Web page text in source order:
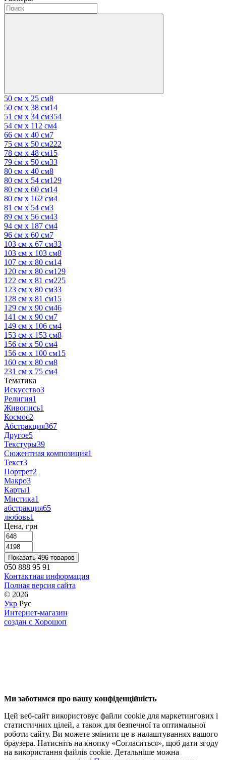
50 см x 25 см8
50 см x 38 см14
51 см x 34 см354
54 см x 112 см4
66 см x 40 см7
75 см x 50 см222
78 см x 48 см15
79 см x 50 см33
80 см x 40 см8
80 см x 54 см129
80 см x 60 см14
80 см x 162 см4
81 см x 54 см3
89 см x 56 см43
94 см x 187 см4
96 см x 60 см7
103 см x 67 см33
103 см x 103 см8
107 см x 80 см14
120 см x 80 см129
122 см x 81 см225
123 см x 80 см33
128 см x 81 см15
129 см x 90 см46
141 см x 90 см7
149 см x 106 см4
153 см x 153 см8
156 см x 50 см4
156 см x 100 см15
160 см x 80 см8
231 см x 75 см4
Тематика
Искусство3
Религия1
Живопись1
Космос2
Абстракция367
Другое5
Текстуры39
Сюжентная композиция1
Текст3
Портрет2
Макро3
Карты1
Мистика1
абстракция65
любовь1
Цена, грн
Показать 496 товаров
050 888 95 91
Контактная информация
Полная версия сайта
© 2026
Укр Рус
Интернет-магазин
создан с Хорошоп
Ми заботимся про вашу конфіденційність
Цей веб-сайт використовує файли cookie для маркетингових і
статистичних цілей, а також для безпечної та оптимальної
роботи сайту. Ви можете змінити це в налаштуваннях вашого
браузера. Натисніть на кнопку «Согласиться», щоб дати згоду
на використання файлів cookie. Детальніше можна